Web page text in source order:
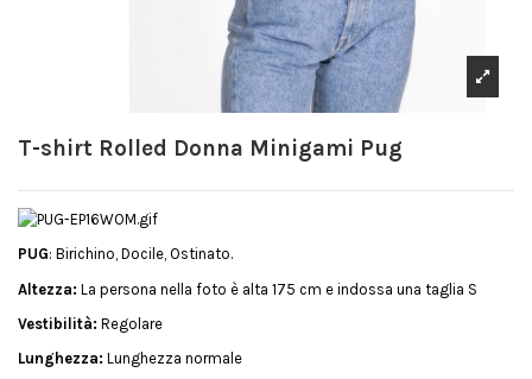
T-shirt Rolled Donna Minigami Pug
PUG: Birichino, Docile, Ostinato.
Altezza: La persona nella foto è alta 175 cm e indossa una taglia S
Vestibilità: Regolare
Lunghezza: Lunghezza normale